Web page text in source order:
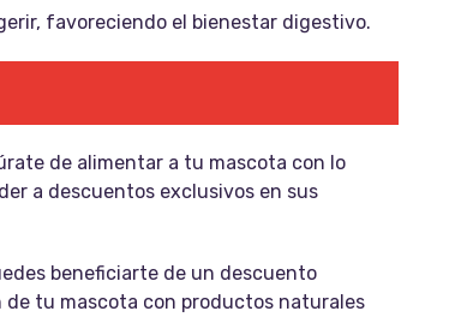
favoreciendo el bienestar digestivo.
de alimentar a tu mascota con lo
a descuentos exclusivos en sus
beneficiarte de un descuento
de tu mascota con productos naturales